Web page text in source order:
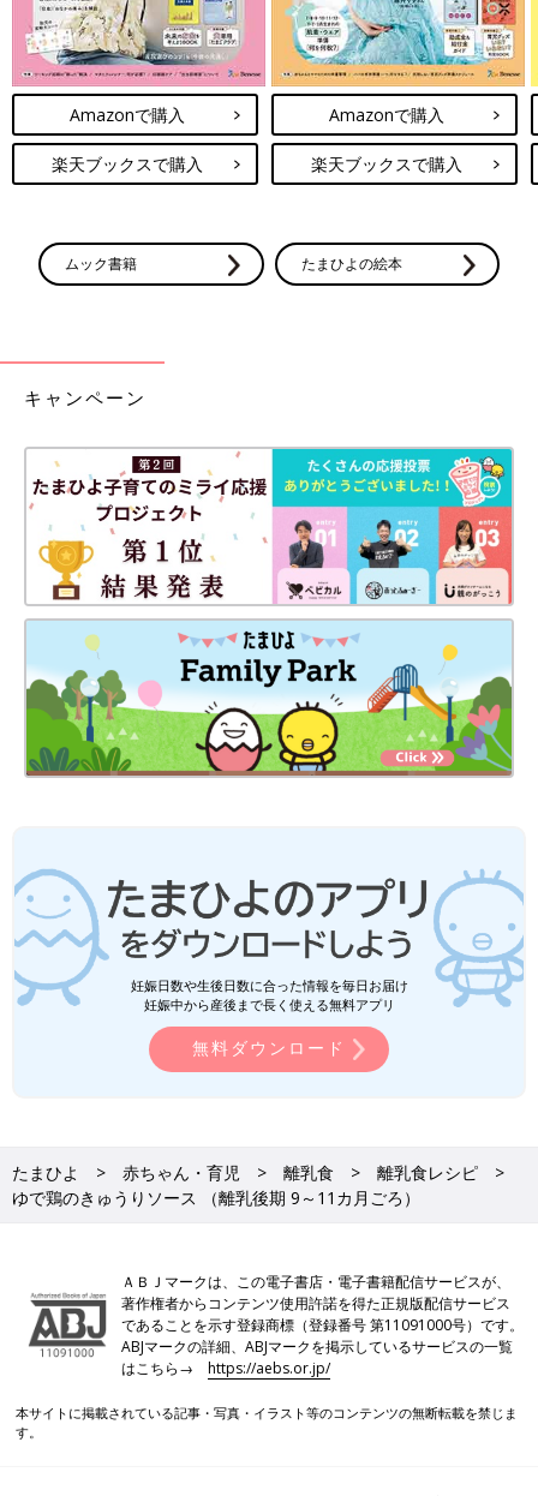
●電子レンジは600Wが基準です。電子レンジが600W以外のワッ
ト数の場合、加熱時間はメーカーにお問い合わせください。電子
レンジは機種により加熱時間が違います。初めはレシピより短い
時間で加熱し、様子を見ながら加熱時間を調節しましょう。
●電子レンジで液体を加熱するとき、沸点に達していても沸騰し
ない場合がごくまれにあります。この状態の液体がちょっとした
い。
●電子レンジを使う際は、広口の耐熱容器に入れて水分を加え、
離乳食レシピについて
●材料は、2019年通知の厚生労働省策定「授乳・離乳の支援ガイ
ド」を目安に、作りやすい分量にしています。赤ちゃんの食べら
れる量・かたさなどには個人差があるので、その子に合ったペー
スで進めましょう。なお、食物アレルギーと診断されている場合
は、医師の指導、指示に従ってください。
●だし汁や野菜スープ、水、湯などの水分量は出来上がり量を目
安にしています。使う鍋の大きさや火力、食材に含まれる水分量
などによって、途中で水分がたりなくなるような場合は、適宜水
分をたして焦げないようにご注意ください。
●水やだし汁の量は目安です。仕上がりが水分が少なく食べにく
いときは、水分をたして再度短時間加熱して調節してください。
●だし汁、野菜スープなどは手作りかベビーフードを使ってくだ
さい。
●材料内の鶏卵はMサイズ、じゃがいもやトマトなどの野菜は中
玉が基本です。計量は1カップ＝200mL、大さじ1＝15mL、小さ
じ1＝5mLが基本です。グラム表記は標準サイズの食材で算出し
たものです。
●食材は皮をむく、へた・すじを取り除く、種やわた・芯・骨を
取り除くなどの下ごしらえが済んだものを使用しています。
●1回の食事で食べさせる初めての食材は1種類とし、食物アレル
ギーに注意をして少量ずつ与えるのが基本です。食べ慣れた食材
となら混ぜてもいいでしょう。
ら！
前の話
牛肉と野菜のポトフ
ー （離乳後期 9～11
一覧
次の話
ささ身と小松菜の炒め
Amazonで購入
楽天ブックスで購入
Amazonで購入
楽天ブックスで購入
ムック書籍 たまひよの絵本
キャンペーン
妊娠日数や生後日数に合った情報を毎日お届け
妊娠中から産後まで長く使える無料アプリ
無料ダウンロード
たまひよ 赤ちゃん・育児 離乳食
離乳食レシピ
ゆで鶏のきゅうりソース （離乳後期 9～11カ月ごろ）
ＡＢＪマークは、この電子書店・電子書籍配信サービスが、
著作権者からコンテンツ使用許諾を得た正規版配信サービス
であることを示す登録商標（登録番号 第11091000号）です。
ABJマークの詳細、ABJマークを掲示しているサービスの一覧
はこちら→https://aebs.or.jp/
本サイトに掲載されている記事・写真・イラスト等のコンテンツの無断転載を禁じま
す。